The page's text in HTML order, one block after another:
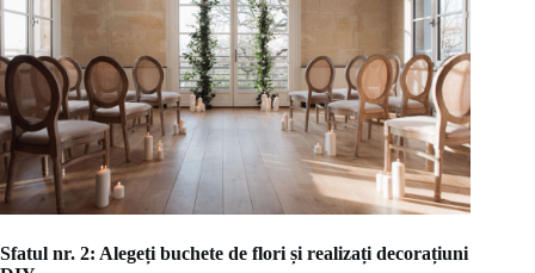
Sfatul nr. 2: Alegeți buchete de flori și realizați decorațiuni